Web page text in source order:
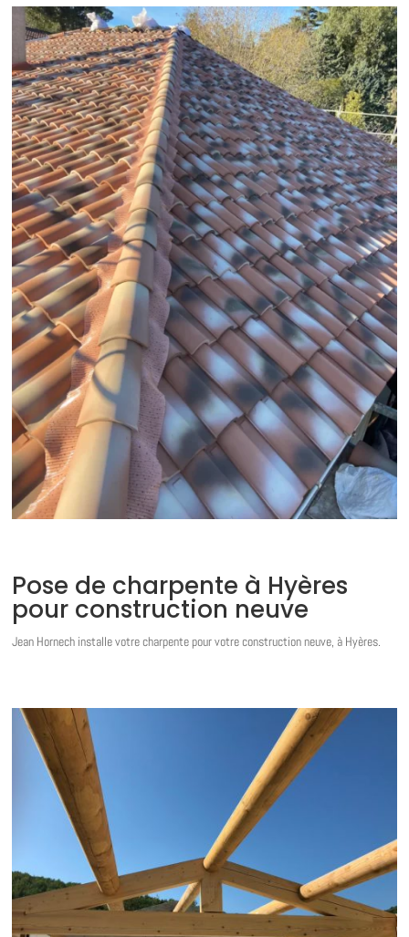
Pose de charpente à Hyères
pour construction neuve
Jean Hornech installe votre charpente pour votre construction neuve, à Hyères.